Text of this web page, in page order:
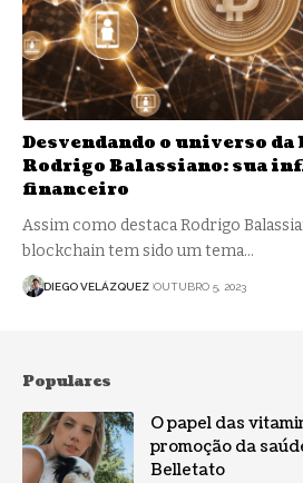
Desvendando o universo
Rodrigo Balassiano: sua
financeiro
Assim como destaca Rodrigo
blockchain tem sido um tema…
DIEGO VELÁZQUEZ OUTUBRO 5, 2023
Populares
O papel das
promoção da
Belletato